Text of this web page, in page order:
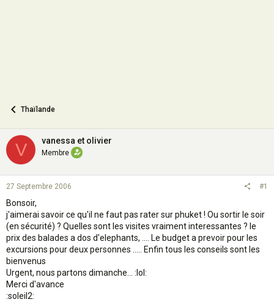
Thaïlande
V vanessa et olivier
Membre
27 Septembre 2006 #1
Bonsoir,
j'aimerai savoir ce qu'il ne faut pas rater sur phuket ! Ou sortir le soir
(en sécurité) ? Quelles sont les visites vraiment interessantes ? le
prix des balades a dos d'elephants, .... Le budget a prevoir pour les
excursions pour deux personnes ..... Enfin tous les conseils sont les
bienvenus
Urgent, nous partons dimanche... :lol:
Merci d'avance
:soleil2: